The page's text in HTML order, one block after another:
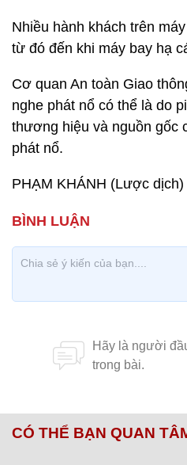
Nhiều hành khách trên
từ đó đến khi máy bay hạ
Cơ quan An toàn Giao
nghe phát nổ có thể là do
thương hiệu và nguồn gốc
phát nổ.
PHẠM KHÁNH (Lược dịch)
CÓ THỂ BẠN QUAN